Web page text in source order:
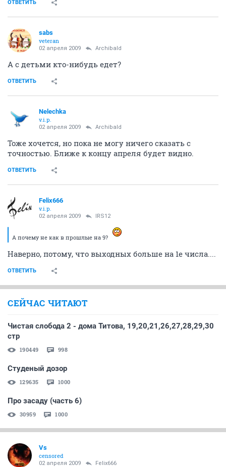
ОТВЕТИТЬ
sabs
veteran
02 апреля 2009 Archibald
А с детьми кто-нибудь едет?
ОТВЕТИТЬ
Nelechka
v.i.p.
02 апреля 2009 Archibald
Тоже хочется, но пока не могу ничего сказать с
точностью. Ближе к концу апреля будет видно.
ОТВЕТИТЬ
Felix666
v.i.p.
02 апреля 2009 IRS12
А почему не как в прошлые на 9?
Наверно, потому, что выходных больше на 1е числа....
ОТВЕТИТЬ
СЕЙЧАС ЧИТАЮТ
Чистая слобода 2 - дома Титова, 19,20,21,26,27,28,29,30
стр
190449 998
Студеный дозор
129635 1000
Про засаду (часть 6)
30959 1000
Vs
censored
02 апреля 2009 Felix666